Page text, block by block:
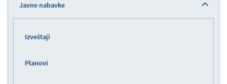
Javne nabavke
Izveštaji
Planovi